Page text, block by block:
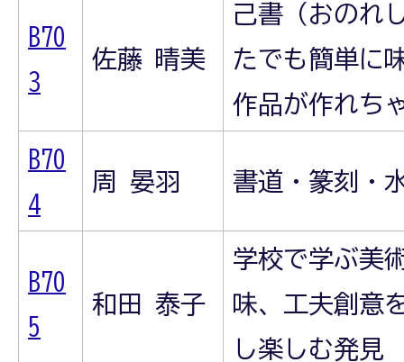
B70
3
佐藤 晴美
己書（おのれ
たでも簡単に
作品が作れち
B70
4
周 晏羽 書道・篆刻・
B70
5
和田 泰子
学校で学ぶ美
味、工夫創意
し楽しむ発見